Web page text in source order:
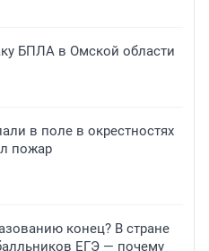
БПЛА в Омской области
в поле в окрестностях
пожар
конец? В стране
ЕГЭ — почему